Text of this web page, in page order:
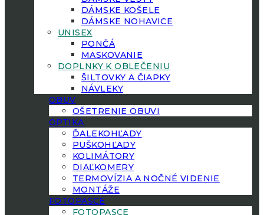
DÁMSKE KOŠELE
DÁMSKE NOHAVICE
UNISEX
PONČÁ
MASKOVANIE
DOPLNKY K OBLEČENIU
ŠILTOVKY A ČIAPKY
NÁVLEKY
OBUV
OŠETRENIE OBUVI
OPTIKA
ĎALEKOHĽADY
PUŠKOHĽADY
KOLIMÁTORY
DIAĽKOMERY
TERMOVÍZIA A NOČNÉ VIDENIE
MONTÁŽE
FOTOPASCE
FOTOPASCE